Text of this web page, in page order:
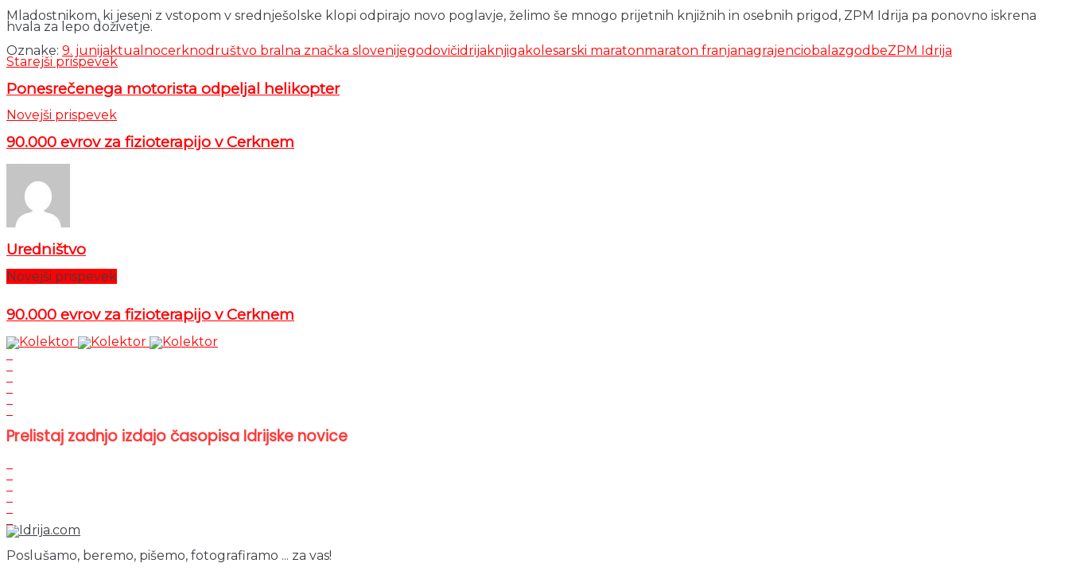
Mladostnikom, ki jeseni z vstopom v srednješolske klopi odpirajo novo poglavje, želimo še mnogo prijetnih knjižnih in osebnih prigod, ZPM Idrija pa ponovno iskrena
hvala za lepo doživetje.
Oznake: 9. junijaktualnocerknodruštvo bralna značka slovenijegodovičidrija knjiga kolesarski maratonmaraton franjanagrajenciobalazgodbeZPM Idrija
Starejši prispevek
Ponesrečenega motorista odpeljal helikopter
Novejši prispevek
90.000 evrov za fizioterapijo v Cerknem
Uredništvo
Novejši prispevek
90.000 evrov za fizioterapijo v Cerknem
Prelistaj zadnjo izdajo časopisa Idrijske novice
Poslušamo, beremo, pišemo, fotografiramo ... za vas!